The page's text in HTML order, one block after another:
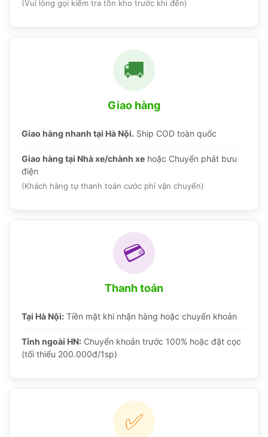
(Vui lòng gọi kiểm tra tồn kho trước khi đến)
🚚
Giao hàng
Giao hàng nhanh tại Hà Nội. Ship COD toàn quốc
Giao hàng tại Nhà xe/chành xe hoặc Chuyển phát bưu
điện
(Khách hàng tự thanh toán cước phí vận chuyển)
💳
Thanh toán
Tại Hà Nội: Tiền mặt khi nhận hàng hoặc chuyển khoản
Tỉnh ngoài HN: Chuyển khoản trước 100% hoặc đặt cọc
(tối thiểu 200.000đ/1sp)
✅